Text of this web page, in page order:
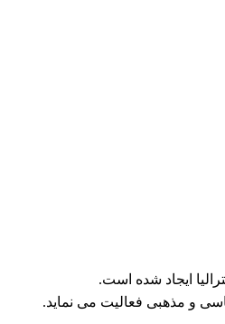
ایجاد شده است.
و مذهبی فعالیت می نماید.